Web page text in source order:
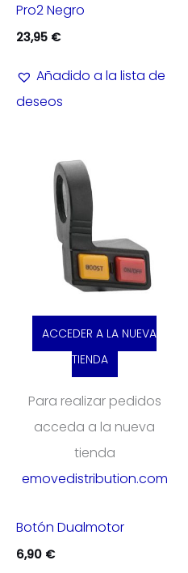
Pro2 Negro
23,95 €
Añadido a la lista de
deseos
ACCEDER A LA NUEVA
TIENDA
Para realizar pedidos
acceda a la nueva
tienda
emovedistribution.com
Botón Dualmotor
6,90 €